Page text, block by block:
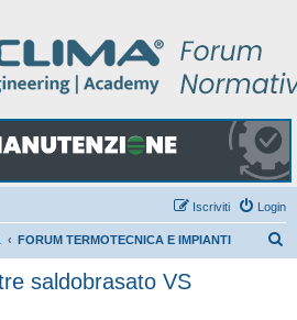
Login
Iscriviti
FORUM TERMOTECNICA E IMPIANTI
saldobrasato VS